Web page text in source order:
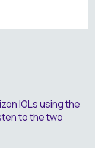
IOLs using the
to the two